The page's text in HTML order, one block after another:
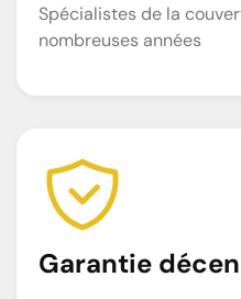
Spécialistes de la
nombreuses années
Garantie